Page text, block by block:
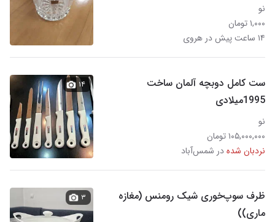
نو
۱,۰۰۰ تومان
۱۴ ساعت پیش در هروی
ست کامل دوبچه آلمان ساخت
1995میلادی
نو
۱۰۵,۰۰۰,۰۰۰ تومان
نردبان شدهدر شمس‌آباد
۱۴
ظرف سوپ‌خوری شیک رومنس (مغازه
ماری))
۳